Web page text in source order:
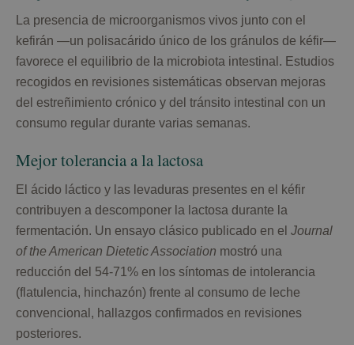
La presencia de microorganismos vivos junto con el
kefirán —un polisacárido único de los gránulos de kéfir—
favorece el equilibrio de la microbiota intestinal. Estudios
recogidos en revisiones sistemáticas observan mejoras
del estreñimiento crónico y del tránsito intestinal con un
consumo regular durante varias semanas.
Mejor tolerancia a la lactosa
El ácido láctico y las levaduras presentes en el kéfir
contribuyen a descomponer la lactosa durante la
fermentación. Un ensayo clásico publicado en el Journal
of the American Dietetic Association mostró una
reducción del 54-71% en los síntomas de intolerancia
(flatulencia, hinchazón) frente al consumo de leche
convencional, hallazgos confirmados en revisiones
posteriores.